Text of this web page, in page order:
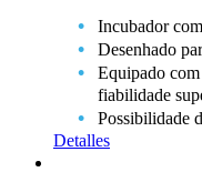
Incubador
Desenhado
Equipado
fiabilidade
Possibilidade
Detalles